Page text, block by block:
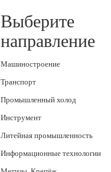
Выберите
направление
Машиностроение
Транспорт
Промышленный холод
Инструмент
Литейная промышленность
Информационные технологии